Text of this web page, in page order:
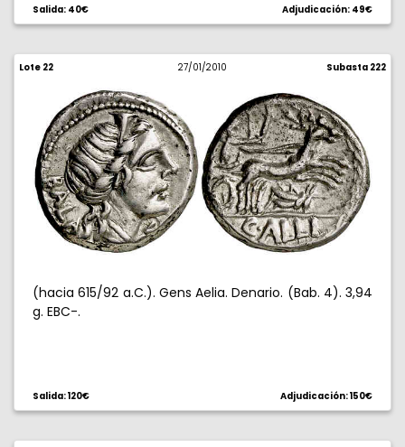
Salida: 40€ Adjudicación: 49€
Lote 22 27/01/2010 Subasta 222
(hacia 615/92 a.C.). Gens Aelia. Denario. (Bab. 4). 3,94
g. EBC-.
Salida: 120€ Adjudicación: 150€